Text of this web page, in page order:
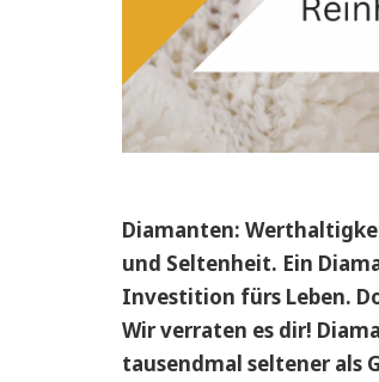
Diamanten:
und Seltenheit. Ein
Investition fürs Leben.
Wir verraten es dir!
tausendmal seltener als